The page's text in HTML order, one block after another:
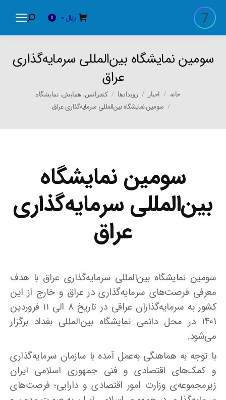
ریال 0
Search:
سومین نمایشگاه بین‌المللی سرمایه‌گذاری
عراق
You are here:
خانه اخبار رویدادها کنفرانس، همایش، نمایشگاه
سومین نمایشگاه بین‌المللی سرمایه‌گذاری عراق
سومین نمایشگاه
بین‌المللی سرمایه‌گذاری
عراق
سومین نمایشگاه بین‌المللی سرمایه‌گذاری عراق با هدف
معرفی فرصت‌های سرمایه‌گذاری در عراق و خارج از این
کشور به سرمایه‌گذاران عراقی در تاریخ ۸ الی ۱۱ فروردین
۱۴۰۱ در محل دائمی نمایشگاه بین‌المللی بغداد برگزار
می‌شود.
با توجه به هماهنگی به‌عمل آمده با سازمان سرمایه‌گذاری
و کمک‌های اقتصادی و فنی جمهوری اسلامی ایران
زیرمجموعه‌ی وزارت امور اقتصادی و دارایی؛ فرصت‌های